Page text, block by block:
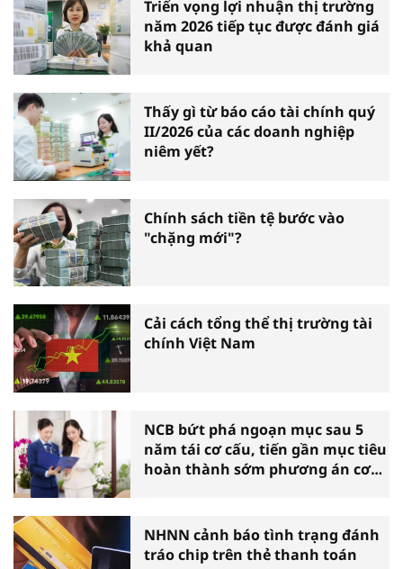
Triển vọng lợi nhuận thị trường
năm 2026 tiếp tục được đánh giá
khả quan
Thấy gì từ báo cáo tài chính quý
II/2026 của các doanh nghiệp
niêm yết?
Chính sách tiền tệ bước vào
"chặng mới"?
Cải cách tổng thể thị trường tài
chính Việt Nam
NCB bứt phá ngoạn mục sau 5
năm tái cơ cấu, tiến gần mục tiêu
hoàn thành sớm phương án cơ
NHNN cảnh báo tình trạng đánh
tráo chip trên thẻ thanh toán